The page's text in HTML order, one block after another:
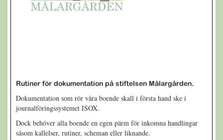
Rutiner för dokumentation på stiftelsen Målargården.
Dokumentation som rör våra boende skall i första hand ske i
journalföringssystemet ISOX.
Dock behöver alla boende en egen pärm för inkomna handlingar
såsom kallelser, rutiner, scheman eller liknande.